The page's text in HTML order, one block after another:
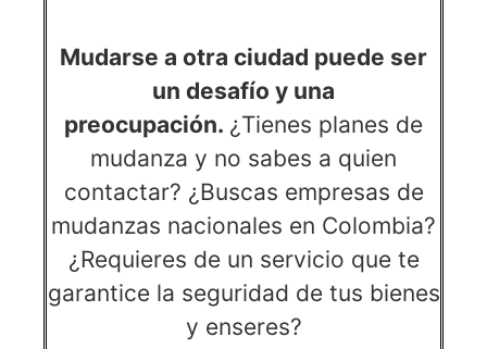
Mudarse a otra ciudad puede ser
un desafío y una
preocupación. ¿Tienes planes de
mudanza y no sabes a quien
contactar? ¿Buscas empresas de
mudanzas nacionales en Colombia?
¿Requieres de un servicio que te
garantice la seguridad de tus bienes
y enseres?